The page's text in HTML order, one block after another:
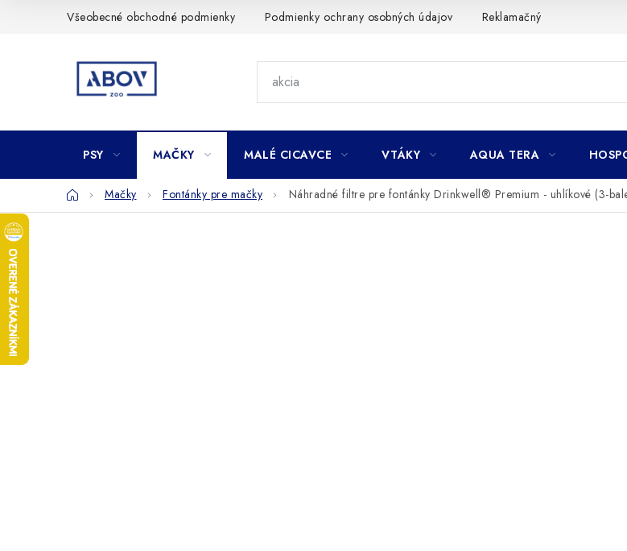
Všeobecné obchodné podmienky Podmienky ochrany osobných údajov Reklamačný poriadok
PSY MAČKY MALÉ CICAVCE VTÁKY AQUA TERA
DomovMačky Fontánky pre mačky Náhradné filtre pre fontánky Drinkwell® Premium - uhlíkové (3-